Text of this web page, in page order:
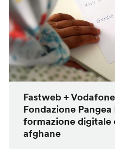
Fastweb +
Fondazione Pangea
formazione digitale
afghane